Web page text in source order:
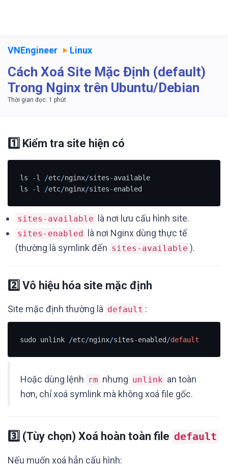
VNEngineer Linux
Cách Xoá Site Mặc Định (default)
Trong Nginx trên Ubuntu/Debian
1️⃣ Kiểm tra site hiện có
ls -l /etc/nginx/sites-available
ls
-l /etc/nginx/sites- enabled
sites-available là nơi lưu cấu hình site.
sites-enabled
là nơi Nginx dùng thực tế
(thường là symlink đến sites-available ).
2️⃣ Vô hiệu hóa site mặc định
Site mặc định thường là default :
sudo unlink /etc/nginx/sites-enabled/default
Hoặc dùng lệnh rm nhưng unlink an toàn
hơn, chỉ xoá symlink mà không xoá file gốc.
3️⃣ (Tùy chọn) Xoá hoàn toàn file default
Nếu muốn xoá hẳn cấu hình: